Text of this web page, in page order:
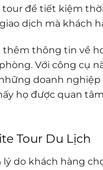
để tiết kiệm
dịch mà khách
thông tin về
Với công cụ
doanh
họ được quan
Tour Du Lịch
do khách hàng